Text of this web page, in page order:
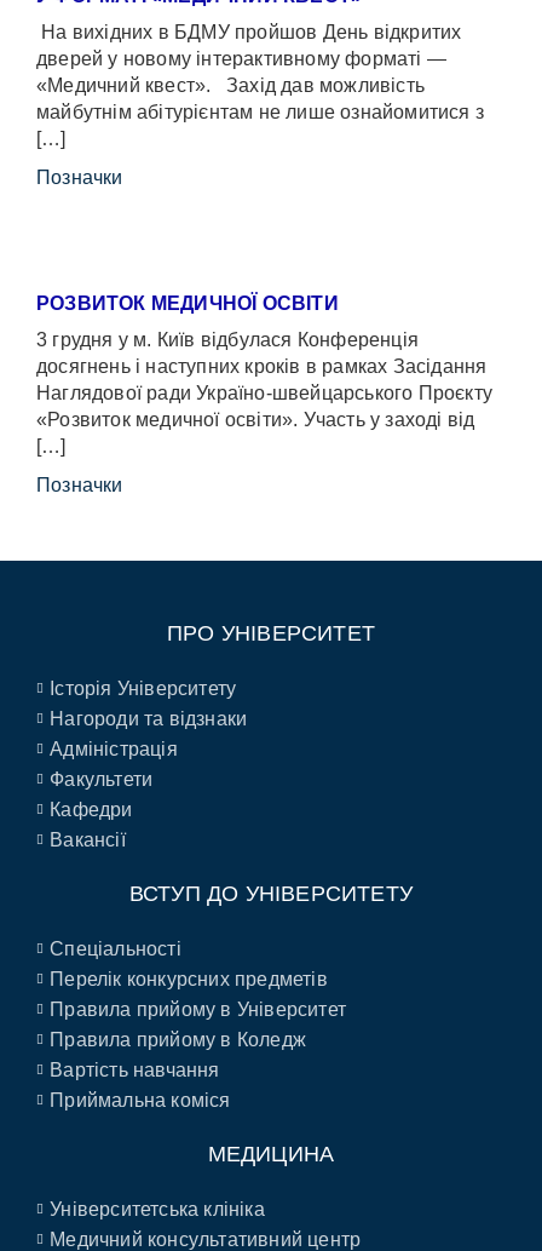
На вихідних в БДМУ пройшов День відкритих
дверей у новому інтерактивному форматі —
«Медичний квест». Захід дав можливість
майбутнім абітурієнтам не лише ознайомитися з
[…]
Позначки
РОЗВИТОК МЕДИЧНОЇ ОСВІТИ
3 грудня у м. Київ відбулася Конференція
досягнень і наступних кроків в рамках Засідання
Наглядової ради Україно-швейцарського Проєкту
«Розвиток медичної освіти». Участь у заході від
[…]
Позначки
ПРО УНІВЕРСИТЕТ
Історія Університету
Нагороди та відзнаки
Адміністрація
Факультети
Кафедри
Вакансії
ВСТУП ДО УНІВЕРСИТЕТУ
Спеціальності
Перелік конкурсних предметів
Правила прийому в Університет
Правила прийому в Коледж
Вартість навчання
Приймальна коміся
МЕДИЦИНА
Університетська клініка
Медичний консультативний центр